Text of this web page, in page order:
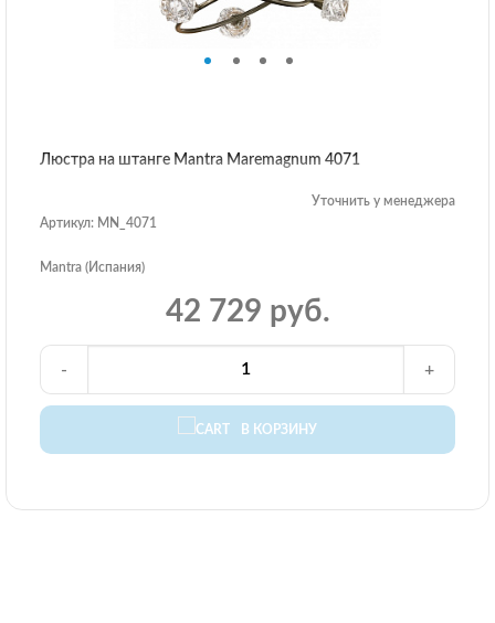
Люстра на штанге Mantra Maremagnum 4071
Уточнить у менеджера
Артикул: MN_4071
Mantra (Испания)
42 729 руб.
В КОРЗИНУ
- +